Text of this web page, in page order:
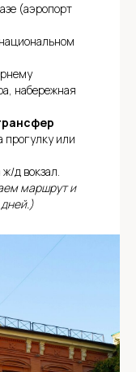
(аэропорт
набережная
прогулку или
д вокзал.
маршрут и